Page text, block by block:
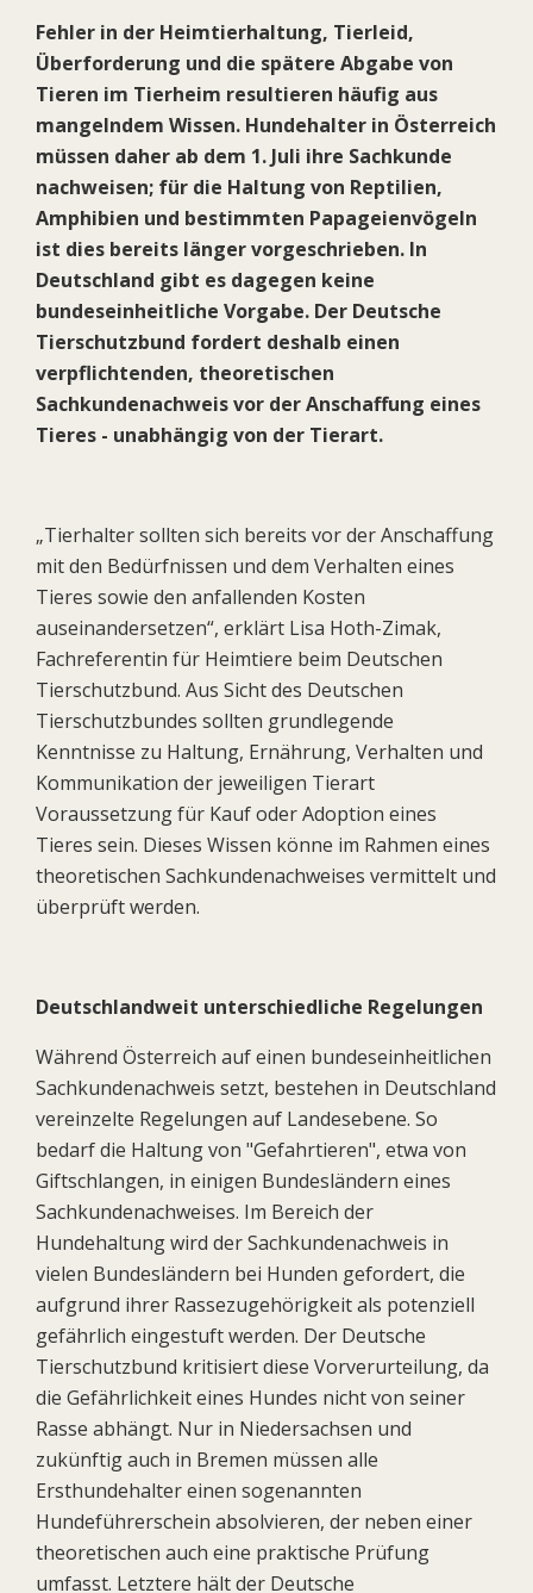
Fehler in der Heimtierhaltung, Tierleid,
Überforderung und die spätere Abgabe von
Tieren im Tierheim resultieren häufig aus
mangelndem Wissen. Hundehalter in Österreich
müssen daher ab dem 1. Juli ihre Sachkunde
nachweisen; für die Haltung von Reptilien,
Amphibien und bestimmten Papageienvögeln
ist dies bereits länger vorgeschrieben. In
Deutschland gibt es dagegen keine
bundeseinheitliche Vorgabe. Der Deutsche
Tierschutzbund fordert deshalb einen
verpflichtenden, theoretischen
Sachkundenachweis vor der Anschaffung eines
Tieres - unabhängig von der Tierart.
„Tierhalter sollten sich bereits vor der Anschaffung
mit den Bedürfnissen und dem Verhalten eines
Tieres sowie den anfallenden Kosten
auseinandersetzen“, erklärt Lisa Hoth-Zimak,
Fachreferentin für Heimtiere beim Deutschen
Tierschutzbund. Aus Sicht des Deutschen
Tierschutzbundes sollten grundlegende
Kenntnisse zu Haltung, Ernährung, Verhalten und
Kommunikation der jeweiligen Tierart
Voraussetzung für Kauf oder Adoption eines
Tieres sein. Dieses Wissen könne im Rahmen eines
theoretischen Sachkundenachweises vermittelt und
überprüft werden.
Deutschlandweit unterschiedliche Regelungen
Während Österreich auf einen bundeseinheitlichen
Sachkundenachweis setzt, bestehen in Deutschland
vereinzelte Regelungen auf Landesebene. So
bedarf die Haltung von "Gefahrtieren", etwa von
Giftschlangen, in einigen Bundesländern eines
Sachkundenachweises. Im Bereich der
Hundehaltung wird der Sachkundenachweis in
vielen Bundesländern bei Hunden gefordert, die
aufgrund ihrer Rassezugehörigkeit als potenziell
gefährlich eingestuft werden. Der Deutsche
Tierschutzbund kritisiert diese Vorverurteilung, da
die Gefährlichkeit eines Hundes nicht von seiner
Rasse abhängt. Nur in Niedersachsen und
zukünftig auch in Bremen müssen alle
Ersthundehalter einen sogenannten
Hundeführerschein absolvieren, der neben einer
theoretischen auch eine praktische Prüfung
umfasst. Letztere hält der Deutsche